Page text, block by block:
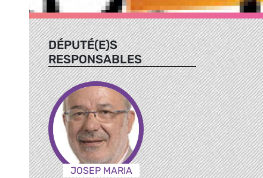
DÉPUTÉ(E)S
RESPONSABLES
JOSEP MARIA